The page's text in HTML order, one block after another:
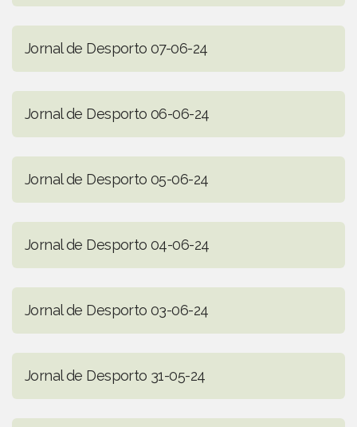
Jornal de Desporto 07-06-24
Jornal de Desporto 06-06-24
Jornal de Desporto 05-06-24
Jornal de Desporto 04-06-24
Jornal de Desporto 03-06-24
Jornal de Desporto 31-05-24